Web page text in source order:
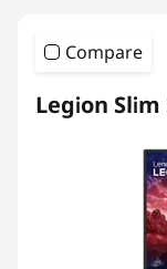
Compare
Legion Slim